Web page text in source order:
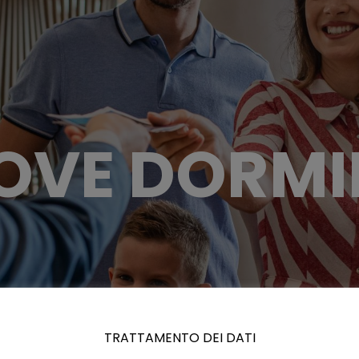
TRATTAMENTO DEI DATI